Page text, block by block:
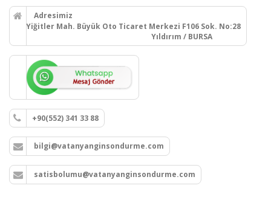
Adresimiz
Yiğitler Mah. Büyük Oto Ticaret Merkezi F106 Sok. No:28
Yıldırım / BURSA
+90(552) 341 33 88
bilgi@vatanyanginsondurme.com
satisbolumu@vatanyanginsondurme.com